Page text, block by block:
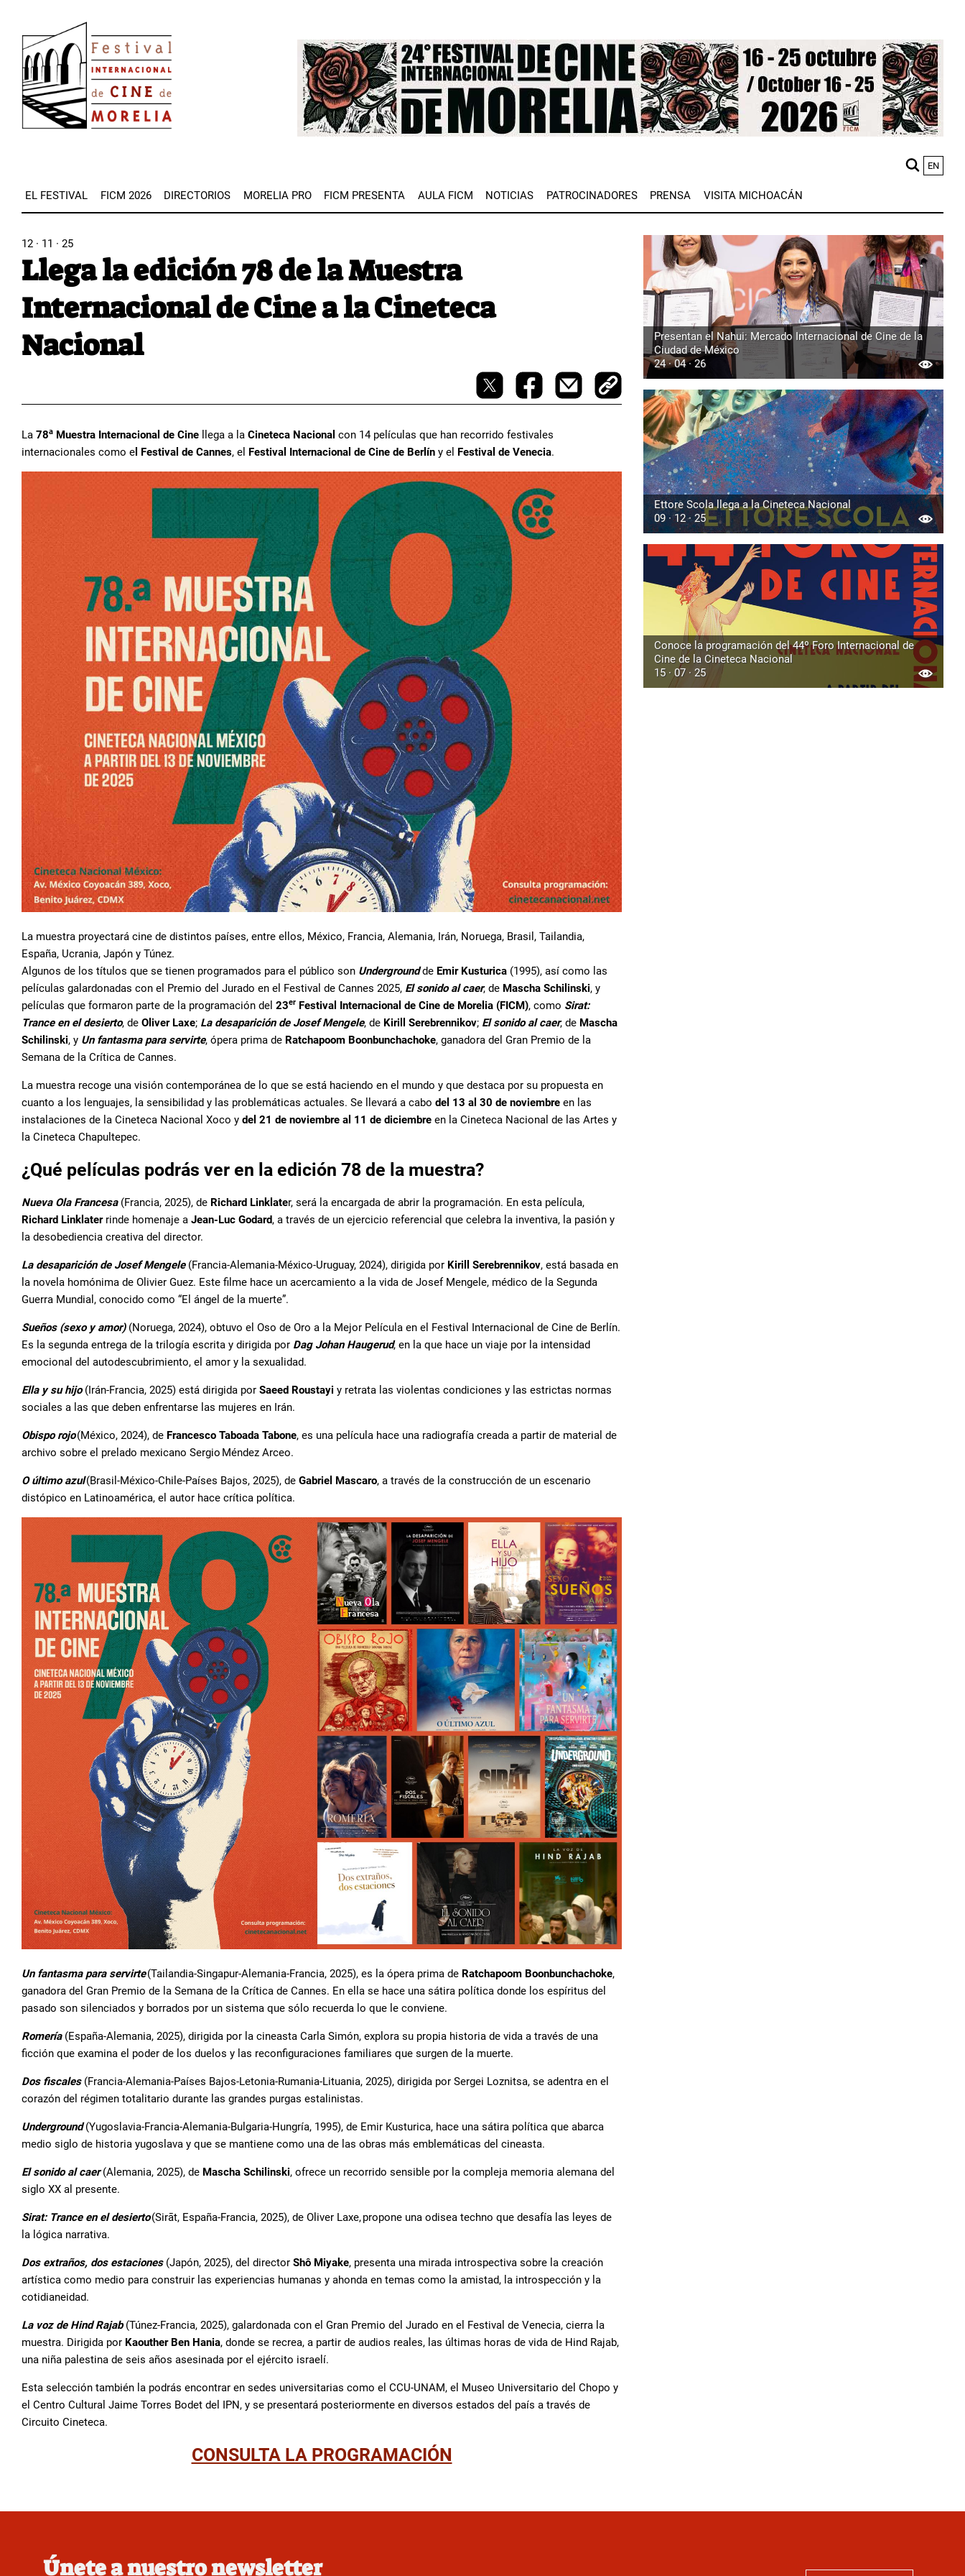
contenido
principal
Image
EN
EL FESTIVAL FICM 2026 DIRECTORIOS MORELIA PRO FICM PRESENTA AULA FICM NOTICIAS PATROCINADORES PRENSA VISITA MICHOACÁN
12 · 11 · 25
Llega la edición 78 de la Muestra
Internacional de Cine a la Cineteca
Nacional
La 78a Muestra Internacional de Cine llega a la Cineteca Nacional con 14 películas que han recorrido festivales
internacionales como e l Festival de Cannes, el Festival Internacional de Cine de Berlín y el Festival de Venecia.
La muestra proyectará cine de distintos países, entre ellos, México, Francia, Alemania, Irán, Noruega, Brasil, Tailandia,
España, Ucrania, Japón y Túnez.
Algunos de los títulos que se tienen programados para el público son Undergroundde Emir Kusturica (1995), así como las
películas galardonadas con el Premio del Jurado en el Festival de Cannes 2025, El sonido al caer, de Mascha Schilinski, y
películas que formaron parte de la programación del 23er Festival Internacional de Cine de Morelia (FICM), como Sirat:
Trance en el desierto, de Oliver Laxe; La desaparición de Josef Mengele, de Kirill Serebrennikov; El sonido al caer, de Mascha
Schilinski, y Un fantasma para servirte, ópera prima de Ratchapoom Boonbunchachoke, ganadora del Gran Premio de la
Semana de la Crítica de Cannes.
La muestra recoge una visión contemporánea de lo que se está haciendo en el mundo y que destaca por su propuesta en
cuanto a los lenguajes, la sensibilidad y las problemáticas actuales. Se llevará a cabo del 13 al 30 de noviembre en las
instalaciones de la Cineteca Nacional Xoco y del 21 de noviembre al 11 de diciembre en la Cineteca Nacional de las Artes y
la Cineteca Chapultepec.
¿Qué películas podrás ver en la edición 78 de la muestra?
Nueva Ola Francesa (Francia, 2025), de Richard Linklater, será la encargada de abrir la programación. En esta película,
Richard Linklater rinde homenaje a Jean-Luc Godard, a través de un ejercicio referencial que celebra la inventiva, la pasión y
la desobediencia creativa del director.
La desaparición de Josef Mengele(Francia-Alemania-México-Uruguay, 2024), dirigida por Kirill Serebrennikov, está basada en
la novela homónima de Olivier Guez. Este filme hace un acercamiento a la vida de Josef Mengele, médico de la Segunda
Guerra Mundial, conocido como “El ángel de la muerte”.
Sueños (sexo y amor)(Noruega, 2024), obtuvo el Oso de Oro a la Mejor Película en el Festival Internacional de Cine de Berlín.
Es la segunda entrega de la trilogía escrita y dirigida por Dag Johan Haugerud, en la que hace un viaje por la intensidad
emocional del autodescubrimiento, el amor y la sexualidad.
Ella y su hijo(Irán-Francia, 2025) está dirigida por Saeed Roustayi y retrata las violentas condiciones y las estrictas normas
sociales a las que deben enfrentarse las mujeres en Irán.
Obispo rojo(México, 2024), de Francesco Taboada Tabone, es una película hace una radiografía creada a partir de material de
archivo sobre el prelado mexicano Sergio Méndez Arceo.
O último azul(Brasil-México-Chile-Países Bajos, 2025), de Gabriel Mascaro, a través de la construcción de un escenario
distópico en Latinoamérica, el autor hace crítica política.
Un fantasma para servirte(Tailandia-Singapur-Alemania-Francia, 2025), es la ópera prima de Ratchapoom Boonbunchachoke,
ganadora del Gran Premio de la Semana de la Crítica de Cannes. En ella se hace una sátira política donde los espíritus del
pasado son silenciados y borrados por un sistema que sólo recuerda lo que le conviene.
Romería(España-Alemania, 2025), dirigida por la cineasta Carla Simón, explora su propia historia de vida a través de una
ficción que examina el poder de los duelos y las reconfiguraciones familiares que surgen de la muerte.
Dos fiscales(Francia-Alemania-Países Bajos-Letonia-Rumania-Lituania, 2025), dirigida por Sergei Loznitsa, se adentra en el
corazón del régimen totalitario durante las grandes purgas estalinistas.
Underground(Yugoslavia-Francia-Alemania-Bulgaria-Hungría, 1995), de Emir Kusturica, hace una sátira política que abarca
medio siglo de historia yugoslava y que se mantiene como una de las obras más emblemáticas del cineasta.
El sonido al caer(Alemania, 2025), de Mascha Schilinski, ofrece un recorrido sensible por la compleja memoria alemana del
siglo XX al presente.
Sirat: Trance en el desierto(Sirāt, España-Francia, 2025), de Oliver Laxe, propone una odisea techno que desafía las leyes de
la lógica narrativa.
Dos extraños, dos estaciones(Japón, 2025), del director Shô Miyake, presenta una mirada introspectiva sobre la creación
artística como medio para construir las experiencias humanas y ahonda en temas como la amistad, la introspección y la
cotidianeidad.
La voz de Hind Rajab(Túnez-Francia, 2025), galardonada con el Gran Premio del Jurado en el Festival de Venecia, cierra la
muestra. Dirigida por Kaouther Ben Hania, donde se recrea, a partir de audios reales, las últimas horas de vida de Hind Rajab,
una niña palestina de seis años asesinada por el ejército israelí.
Esta selección también la podrás encontrar en sedes universitarias como el CCU-UNAM, el Museo Universitario del Chopo y
el Centro Cultural Jaime Torres Bodet del IPN, y se presentará posteriormente en diversos estados del país a través de
Circuito Cineteca.
CONSULTA LA PROGRAMACIÓN
Presentan el Nahui: Mercado Internacional de Cine de la
Ciudad de México
24 · 04 · 26
Ettore Scola llega a la Cineteca Nacional
09 · 12 · 25
Conoce la programación del 44º Foro Internacional de
Cine de la Cineteca Nacional
15 · 07 · 25
Únete a nuestro newsletter